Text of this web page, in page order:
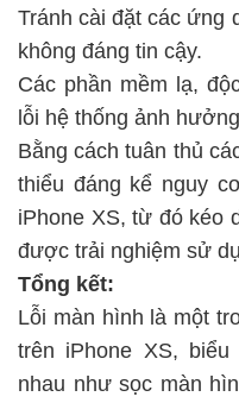
Tránh cài đặt các ứng
không đáng tin cậy.
Các phần mềm lạ,
lỗi hệ thống ảnh
Bằng cách tuân thủ
thiểu đáng kể nguy
iPhone XS, từ đó kéo
được trải nghiệm sử
Tổng kết:
Lỗi màn hình là một
trên iPhone XS,
nhau như sọc màn